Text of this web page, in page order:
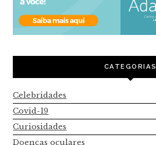
CATEGORIAS
Celebridades
Covid-19
Curiosidades
Doenças oculares